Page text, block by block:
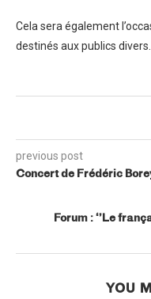
Cela sera également
destinés aux publics divers.
previous post
Concert de Frédéric
Forum : ‘’Le
YOU